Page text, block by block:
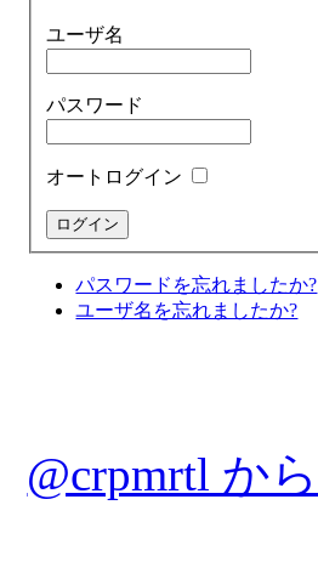
ユーザ名
パスワード
オートログイン
パスワードを忘れましたか?
ユーザ名を忘れましたか?
@crpmrtl か